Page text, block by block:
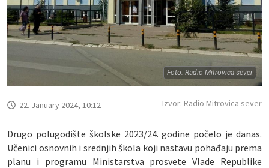
Foto: Radio Mitrovica sever
22. January 2024, 10:12 Izvor: Radio Mitrovica sever
Drugo polugodište školske 2023/24. godine počelo je danas.
Učenici osnovnih i srednjih škola koji nastavu pohađaju prema
planu i programu Ministarstva prosvete Vlade Republike